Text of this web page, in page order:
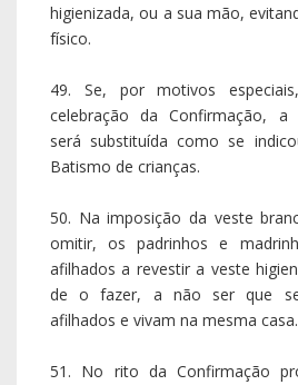
higienizada, ou a sua mão,
físico.
49. Se, por motivos
celebração da Confirmação, a
será substituída como se
Batismo de crianças.
50. Na imposição da veste
omitir, os padrinhos e
afilhados a revestir a veste
de o fazer, a não ser que
afilhados e vivam na mesma casa.
51. No rito da Confirmação